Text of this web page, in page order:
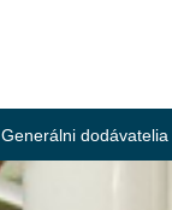
Generálni dodávatelia